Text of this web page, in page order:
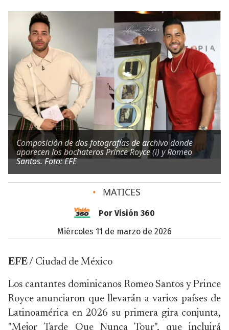
Composición de dos fotografías de archivo donde
aparecen los bachateros Prince Royce (i) y Romeo
Santos. Foto: EFE
• MATICES
Por Visión 360
miércoles 11 de marzo de 2026
EFE / Ciudad de México
Los cantantes dominicanos Romeo Santos y Prince
Royce anunciaron que llevarán a varios países de
Latinoamérica en 2026 su primera gira conjunta,
"Mejor Tarde Que Nunca Tour", que incluirá